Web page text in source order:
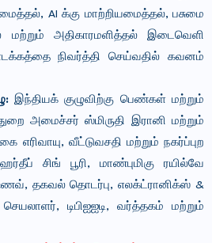
AI க்கு மாற்றியமைத்தல், பசுமை
மற்றும் அதிகாரமளித்தல் இடைவெளி
நிவர்த்தி செய்வதில் கவனம்
இந்தியக் குழுவிற்கு பெண்கள் மற்றும்
அமைச்சர் ஸ்மிருதி இரானி மற்றும்
எரிவாயு, வீட்டுவசதி மற்றும் நகர்ப்புற
சிங் பூரி, மாண்புமிகு ரயில்வே
தகவல் தொடர்பு, எலக்ட்ரானிக்ஸ் &
டிபிஐஐடி, வர்த்தகம் மற்றும்